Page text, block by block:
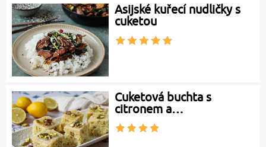
Asijské kuřecí nudličky s
cuketou
Cuketová buchta s
citronem a…